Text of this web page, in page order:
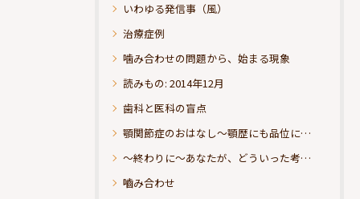
いわゆる発信事（風）
治療症例
噛み合わせの問題から、始まる現象
読みもの: 2014年12月
歯科と医科の盲点
顎関節症のおはなし～顎歴にも品位にこだわりたい
～終わりに～あなたが、どういった考えの治療をお求めになられるのか？
嚙み合わせ